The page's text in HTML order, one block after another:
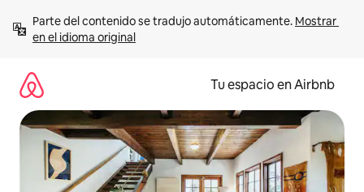
contenido
Parte del contenido se tradujo automáticamente. Mostrar
en el idioma original
Tu espacio en Airbnb